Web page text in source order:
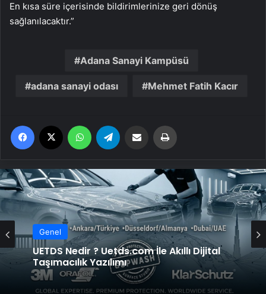
En kısa süre içerisinde bildirimlerinize geri dönüş
sağlanılacaktır.”
Adana Sanayi Kampüsü
adana sanayi odası Mehmet Fatih Kacır
Facebook WhatsApp Email'den paylaş
Genel
Genel
Yeni Dünya Düzensizliği Çağında Türk Dış
Politikası ve Hakan Fidan Faktörü